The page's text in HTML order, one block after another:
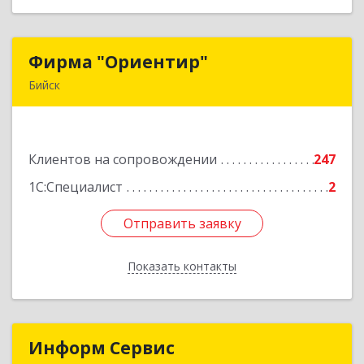
Фирма "Ориентир"
Бийск
Клиентов на сопровождении
247
1С:Специалист
2
Отправить заявку
Показать контакты
Фирма "Ориентир"
Подробнее
Отправить заявку
Назад
Информ Сервис